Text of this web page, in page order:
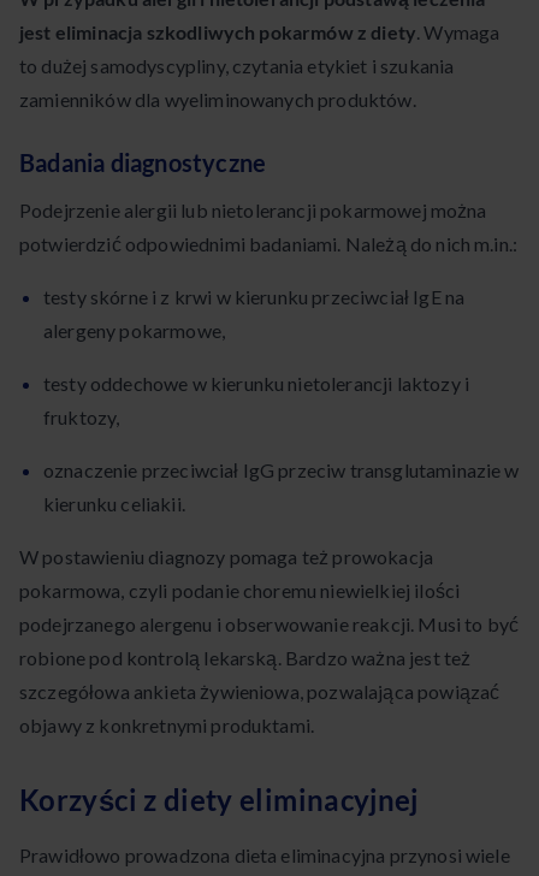
jest eliminacja szkodliwych pokarmów z diety. Wymaga
to dużej samodyscypliny, czytania etykiet i szukania
zamienników dla wyeliminowanych produktów.
Badania diagnostyczne
Podejrzenie alergii lub nietolerancji pokarmowej można
potwierdzić odpowiednimi badaniami. Należą do nich m.in.:
testy skórne i z krwi w kierunku przeciwciał IgE na
alergeny pokarmowe,
testy oddechowe w kierunku nietolerancji laktozy i
fruktozy,
oznaczenie przeciwciał IgG przeciw transglutaminazie w
kierunku celiakii.
W postawieniu diagnozy pomaga też prowokacja
pokarmowa, czyli podanie choremu niewielkiej ilości
podejrzanego alergenu i obserwowanie reakcji. Musi to być
robione pod kontrolą lekarską. Bardzo ważna jest też
szczegółowa ankieta żywieniowa, pozwalająca powiązać
objawy z konkretnymi produktami.
Korzyści z diety eliminacyjnej
Prawidłowo prowadzona dieta eliminacyjna przynosi wiele